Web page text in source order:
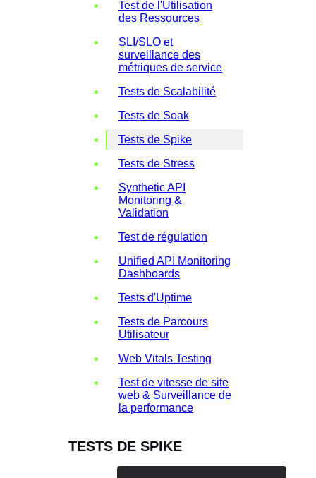
Test de l'Utilisation
des Ressources
SLI/SLO et
surveillance des
métriques de service
Tests de Scalabilité
Tests de Soak
Tests de Spike
Tests de Stress
Synthetic API
Monitoring &
Validation
Test de régulation
Unified API Monitoring
Dashboards
Tests d'Uptime
Tests de Parcours
Utilisateur
Web Vitals Testing
Test de vitesse de site
web & Surveillance de
la performance
TESTS DE SPIKE